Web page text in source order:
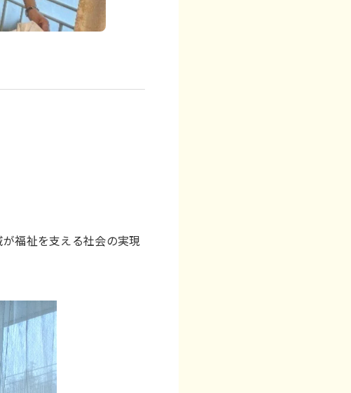
福祉を支える社会の実現